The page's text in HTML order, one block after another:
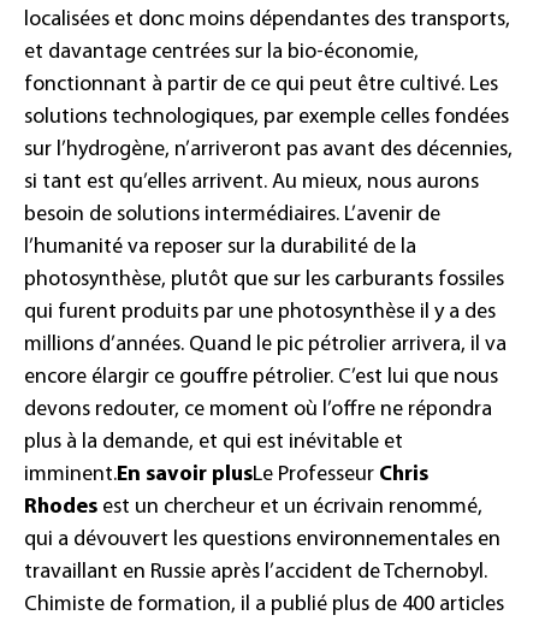
localisées et donc moins dépendantes des transports,
et davantage centrées sur la bio-économie,
fonctionnant à partir de ce qui peut être cultivé. Les
solutions technologiques, par exemple celles fondées
sur l’hydrogène, n’arriveront pas avant des décennies,
si tant est qu’elles arrivent. Au mieux, nous aurons
besoin de solutions intermédiaires. L’avenir de
l’humanité va reposer sur la durabilité de la
photosynthèse, plutôt que sur les carburants fossiles
qui furent produits par une photosynthèse il y a des
millions d’années. Quand le pic pétrolier arrivera, il va
encore élargir ce gouffre pétrolier. C’est lui que nous
devons redouter, ce moment où l’offre ne répondra
plus à la demande, et qui est inévitable et
imminent.En savoir plusLe Professeur Chris
Rhodes est un chercheur et un écrivain renommé,
qui a dévouvert les questions environnementales en
travaillant en Russie après l’accident de Tchernobyl.
Chimiste de formation, il a publié plus de 400 articles